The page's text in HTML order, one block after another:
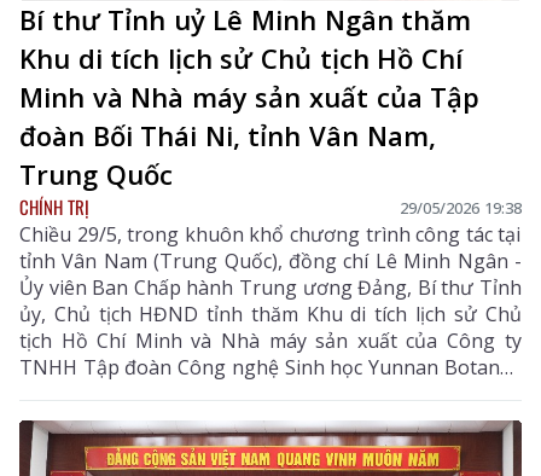
Bí thư Tỉnh uỷ Lê Minh Ngân thăm
Khu di tích lịch sử Chủ tịch Hồ Chí
Minh và Nhà máy sản xuất của Tập
đoàn Bối Thái Ni, tỉnh Vân Nam,
Trung Quốc
CHÍNH TRỊ 29/05/2026 19:38
Chiều 29/5, trong khuôn khổ chương trình công tác tại
tỉnh Vân Nam (Trung Quốc), đồng chí Lê Minh Ngân -
Ủy viên Ban Chấp hành Trung ương Đảng, Bí thư Tỉnh
ủy, Chủ tịch HĐND tỉnh thăm Khu di tích lịch sử Chủ
tịch Hồ Chí Minh và Nhà máy sản xuất của Công ty
TNHH Tập đoàn Công nghệ Sinh học Yunnan Botanee
(Bối Thái Ni) tại thành phố Côn Minh, tỉnh Vân Nam.
Cùng đi có các đồng chí Ủy viên Ban Thường vụ Tỉnh
ủy; lãnh đạo một số sở, ban, ngành tỉnh; đại diện các